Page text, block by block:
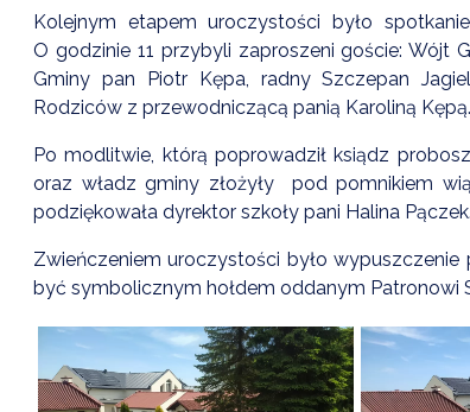
Kolejnym etapem uroczystości było
O godzinie 11 przybyli zaproszeni goście: Wójt
Gminy pan Piotr Kępa, radny Szczepan
Rodziców z przewodniczącą panią Karoliną Kępą.
Po modlitwie, którą poprowadził ksiądz
oraz władz gminy złożyły
pod pomnikiem
podziękowała dyrektor szkoły pani Halina Pączek.
Zwieńczeniem uroczystości było
być symbolicznym hołdem oddanym Patronowi